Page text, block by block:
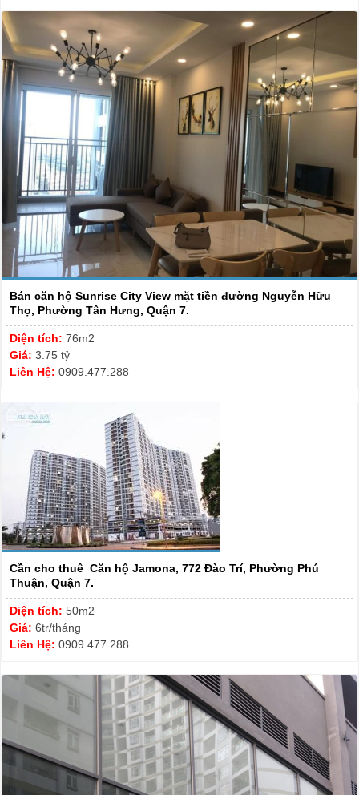
Bán căn hộ Sunrise City View mặt tiền đường Nguyễn Hữu
Thọ, Phường Tân Hưng, Quận 7.
Diện tích: 76m2
Giá: 3.75 tỷ
Liên Hệ: 0909.477.288
Cần cho thuê Căn hộ Jamona, 772 Đào Trí, Phường Phú
Thuận, Quận 7.
Diện tích: 50m2
Giá: 6tr/tháng
Liên Hệ: 0909 477 288